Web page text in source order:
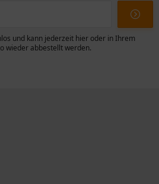
und kann jederzeit hier oder in Ihrem
wieder abbestellt werden.